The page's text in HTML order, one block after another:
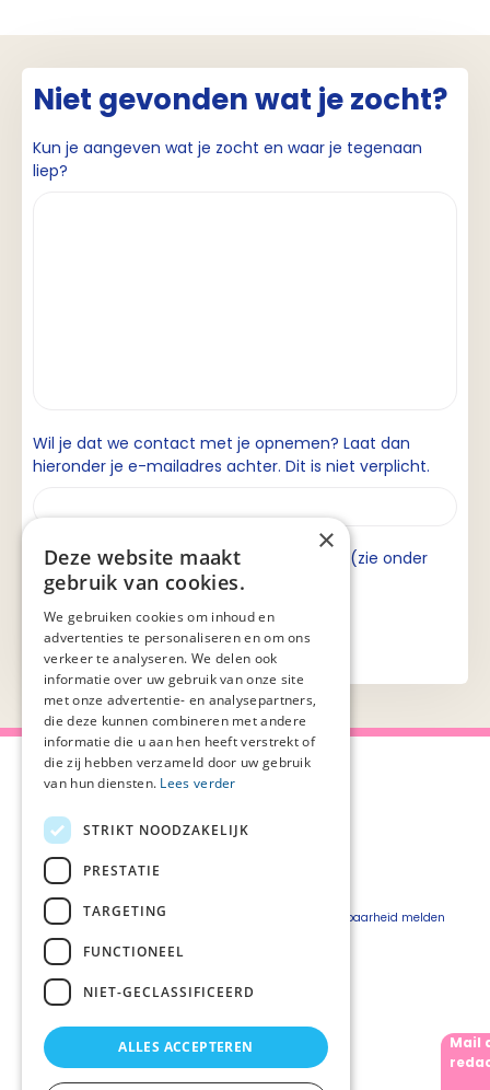
Niet gevonden wat je zocht?
Kun je aangeven wat je zocht en waar je tegenaan
liep?
Wil je dat we contact met je opnemen? Laat dan
hieronder je e-mailadres achter. Dit is niet verplicht.
Ik ga akkoord met de privacyverklaring (zie onder
aan de pagina).
Over Palliaweb
Over PZNL
Pers
Vacatures
Webshop
Privacyverklaring
Beveiligingskwetsbaarheid melden
Mail
×
Deze website maakt
gebruik van cookies.
We gebruiken cookies om inhoud en
advertenties te personaliseren en om ons
verkeer te analyseren. We delen ook
informatie over uw gebruik van onze site
met onze advertentie- en analysepartners,
die deze kunnen combineren met andere
informatie die u aan hen heeft verstrekt of
die zij hebben verzameld door uw gebruik
van hun diensten. Lees verder
STRIKT NOODZAKELIJK
PRESTATIE
TARGETING
FUNCTIONEEL
NIET-GECLASSIFICEERD
ALLES ACCEPTEREN